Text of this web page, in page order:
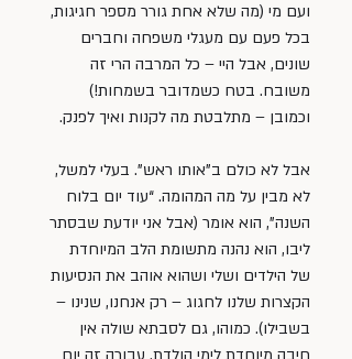
ועם מי (מה שלא אחת גורר מספר חגיגות,
בכל פעם עם מעגלי משפחה וחברים
שונים, אבל היי – כל המרבה הרי זה
משובח. בטח כשמדובר בשמחות!)
וכמובן – מתלבטת מה לקנות ואיך לפנק.
אבל לא כולם ב”אותו ראש”. בעלי למשל,
לא מבין על מה המהומה. “עוד יום בלוח
השנה”, הוא אומר (אבל אני יודעת שבסתר
ליבו, הוא נהנה מתשומת הלב המיוחדת
של הילדים ושלי ושהוא אוהב את הנסיעות
הקצרות שלנו לחגוג – רק אנחנו, שנינו –
בשבילו). כמוהו, גם לסבתא שולה אין